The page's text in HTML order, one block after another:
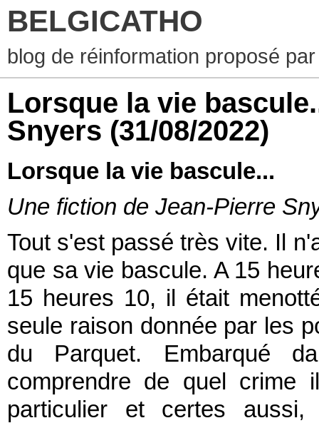
BELGICATHO
blog de réinformation proposé
Lorsque la vie
Snyers (31/08/2022)
Lorsque la vie bascule...
Une fiction de Jean-Pierre
Tout s'est passé très vite. Il
que sa vie bascule. A 15
15 heures 10, il était
seule raison donnée par les
du Parquet. Embarqué
comprendre de quel crime
particulier et certes